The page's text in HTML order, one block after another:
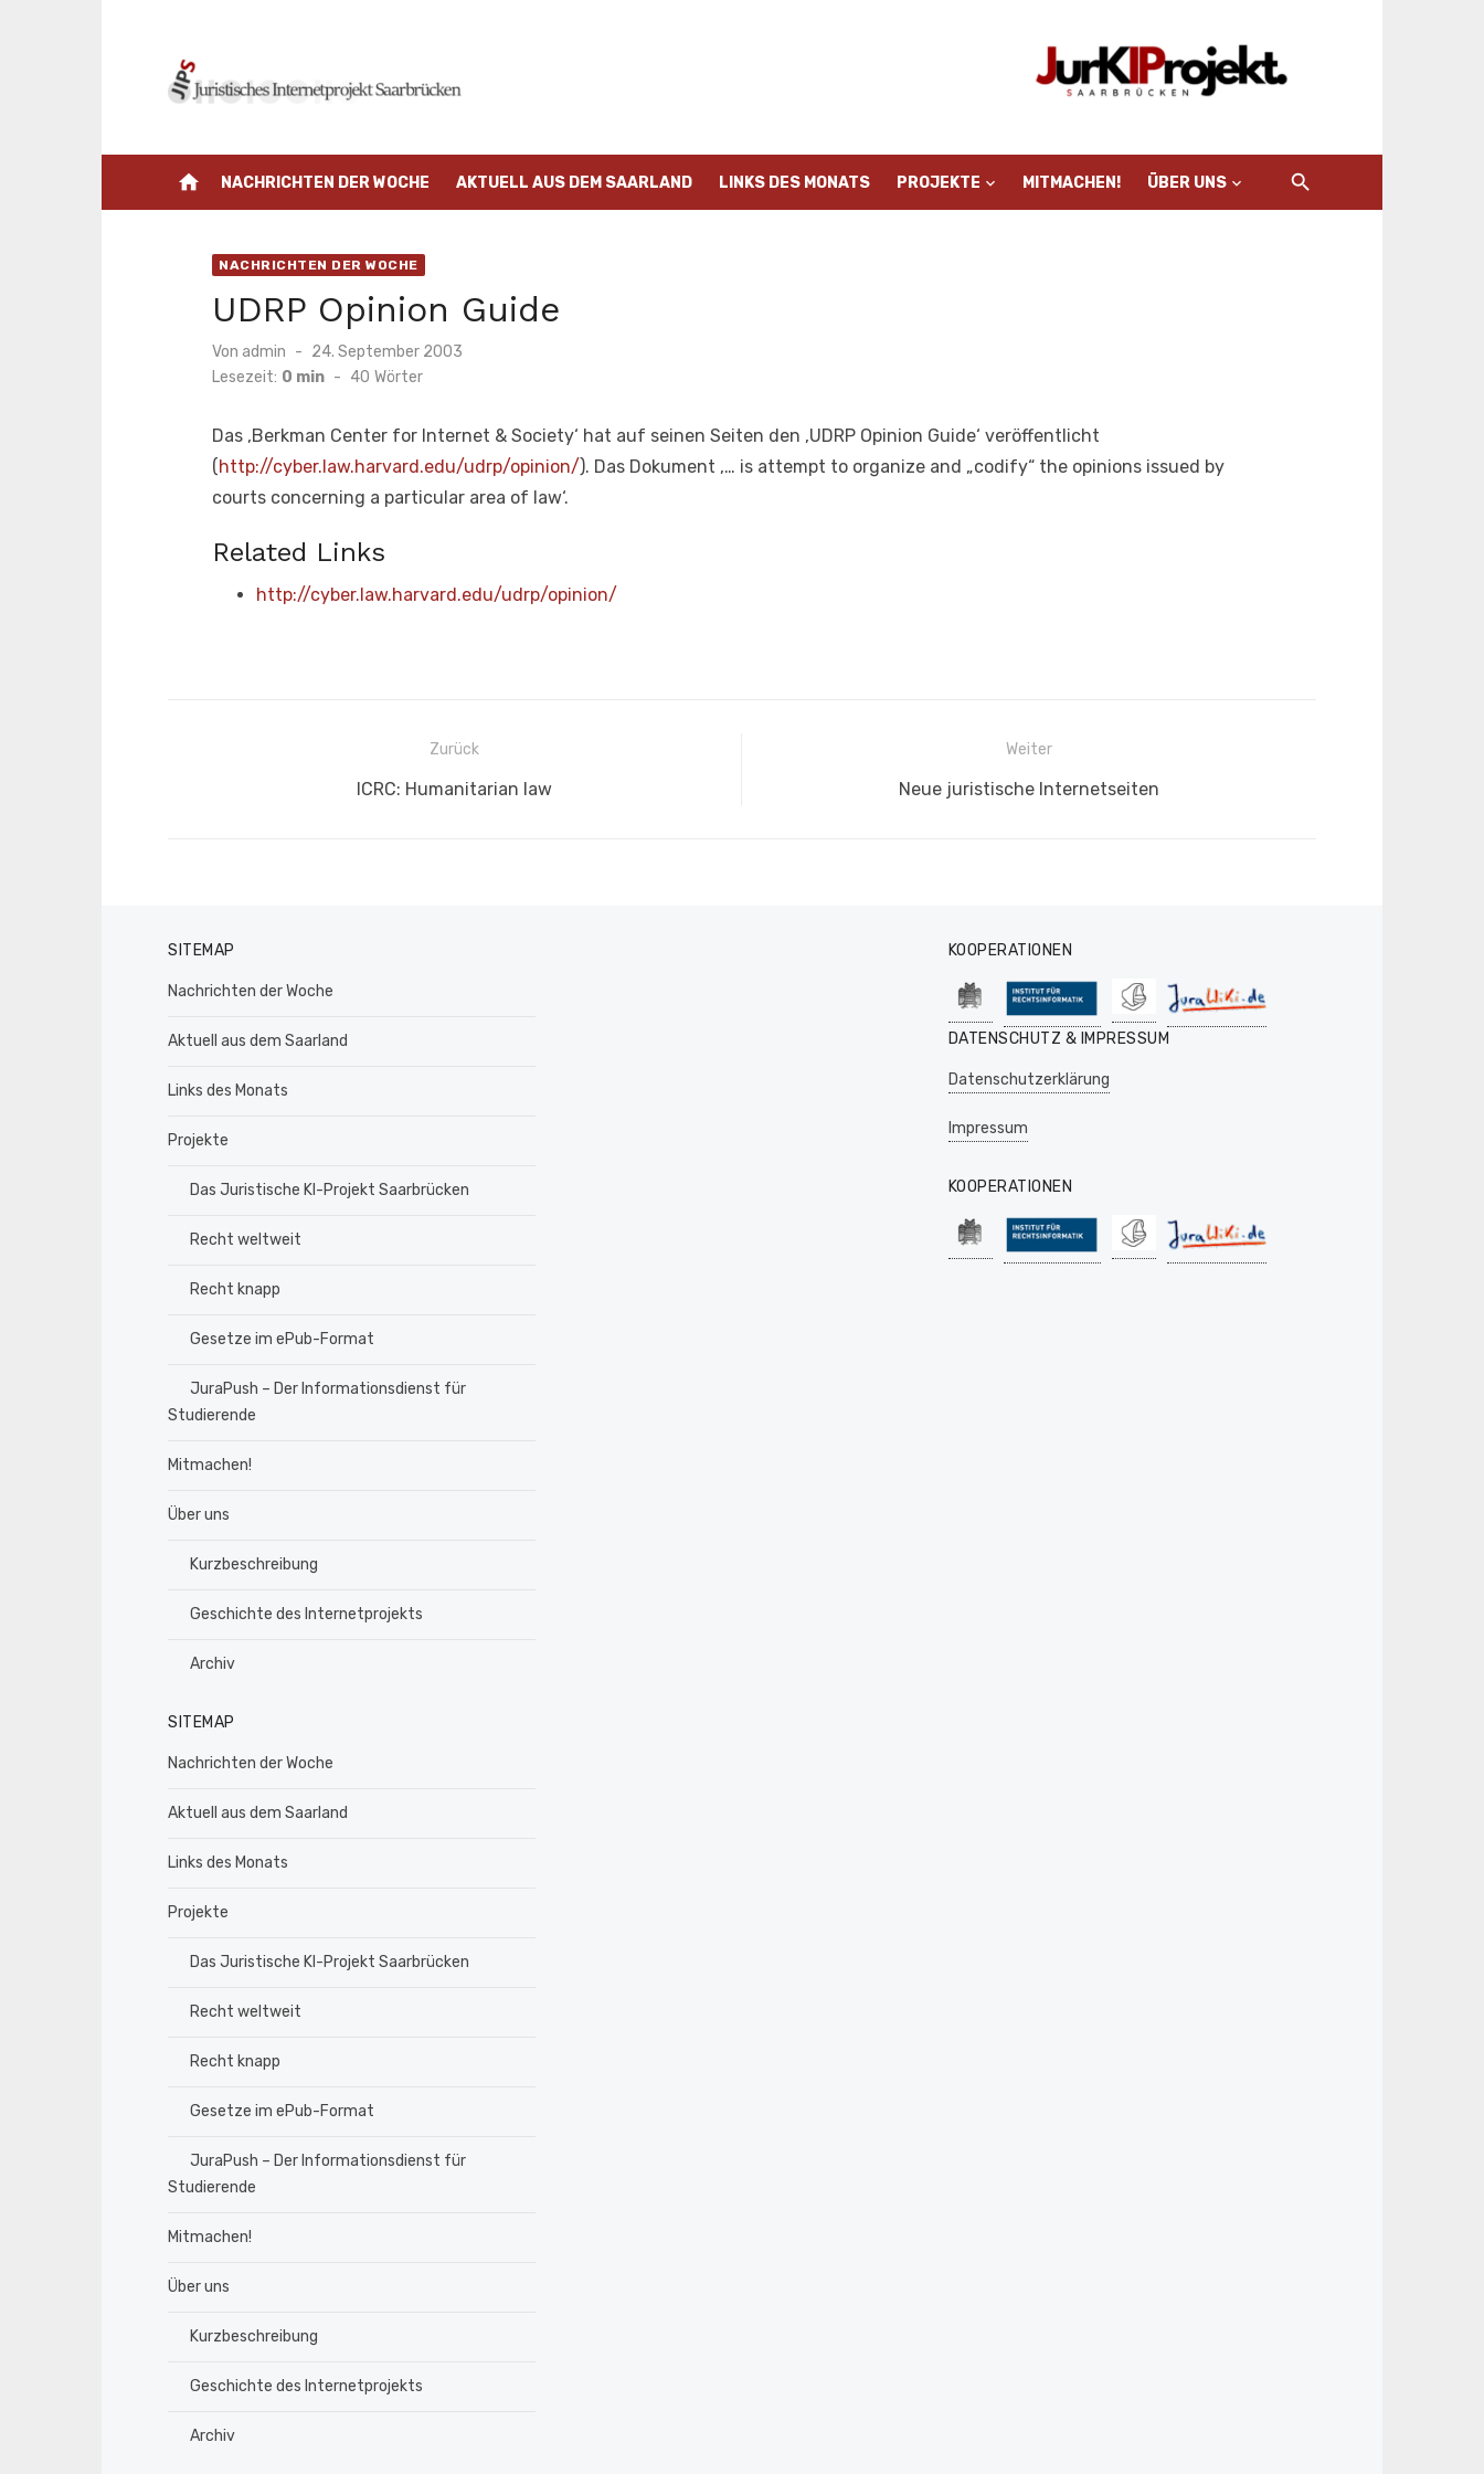
home NACHRICHTEN DER WOCHE AKTUELL AUS DEM SAARLAND LINKS DES MONATS PROJEKTE MITMACHEN! ÜBER UNS
NACHRICHTEN DER WOCHE
UDRP Opinion Guide
Von admin
Veröffentlicht
am
24. September 2003
Lesezeit: 0 min - 40 Wörter
Das ‚Berkman Center for Internet & Society‘ hat auf seinen Seiten den ‚UDRP Opinion Guide‘ veröffentlicht
(http://cyber.law.harvard.edu/udrp/opinion/). Das Dokument ‚… is attempt to organize and „codify“ the opinions issued by
courts concerning a particular area of law‘.
Related Links
http://cyber.law.harvard.edu/udrp/opinion/
BeitragsnavigationZurück
Vorheriger
ICRC: Humanitarian law
Weiter
Nächster
Neue juristische Internetseiten
SITEMAP
Nachrichten der Woche
Aktuell aus dem Saarland
Links des Monats
Projekte
Das Juristische KI-Projekt Saarbrücken
Recht weltweit
Recht knapp
Gesetze im ePub-Format
JuraPush – Der Informationsdienst für
Studierende
Mitmachen!
Über uns
Kurzbeschreibung
Geschichte des Internetprojekts
Archiv
SITEMAP
Nachrichten der Woche
Aktuell aus dem Saarland
Links des Monats
Projekte
Das Juristische KI-Projekt Saarbrücken
Recht weltweit
Recht knapp
Gesetze im ePub-Format
JuraPush – Der Informationsdienst für
Studierende
Mitmachen!
Über uns
Kurzbeschreibung
Geschichte des Internetprojekts
Archiv
KOOPERATIONEN
DATENSCHUTZ & IMPRESSUM
Datenschutzerklärung
Impressum
KOOPERATIONEN